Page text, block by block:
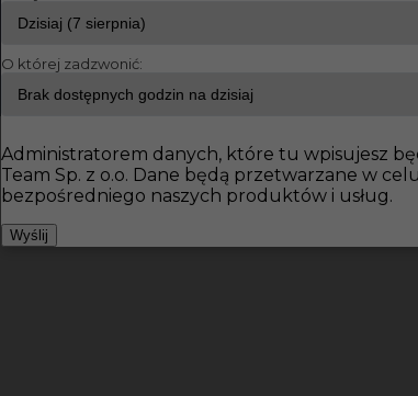
O której zadzwonić:
Administratorem danych, które tu wpisujesz
Team Sp. z o.o. Dane będą przetwarzane w
bezpośredniego naszych produktów i usług.
Wyślij